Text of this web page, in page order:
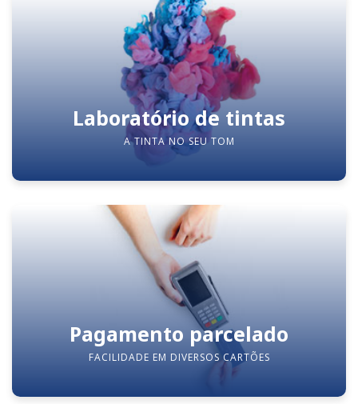
Laboratório de tintas
A TINTA NO SEU TOM
Pagamento parcelado
FACILIDADE EM DIVERSOS CARTÕES